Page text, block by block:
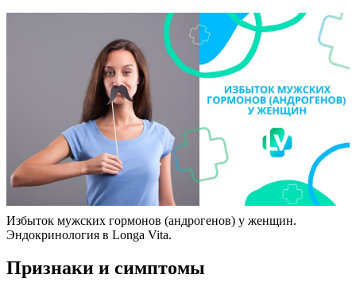
Избыток мужских гормонов (андрогенов) у женщин.
Эндокринология в Longa Vita.
Признаки и симптомы